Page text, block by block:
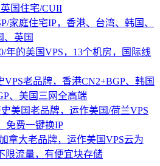
国住宅/CUII
家庭住宅IP，香港、台湾、韩国、
、英国
年的美国VPS，13个机房，国际线
VPS老品牌，香港CN2+BGP、韩国
、美国三网全高端
史美国老品牌，运作美国/荷兰VPS
免费一键换IP
拿大老品牌，运作美国VPS云为
限流量，有便宜块存储